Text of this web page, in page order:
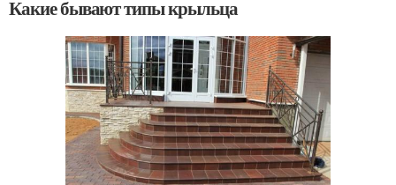
Какие бывают типы крыльца